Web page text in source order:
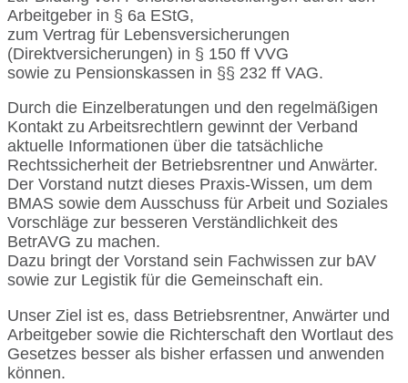
Arbeitgeber in § 6a EStG,
zum Vertrag für Lebensversicherungen
(Direktversicherungen) in § 150 ff VVG
sowie zu Pensionskassen in §§ 232 ff VAG.
Durch die Einzelberatungen und den regelmäßigen
Kontakt zu Arbeitsrechtlern gewinnt der Verband
aktuelle Informationen über die tatsächliche
Rechtssicherheit der Betriebsrentner und Anwärter.
Der Vorstand nutzt dieses Praxis-Wissen, um dem
BMAS sowie dem Ausschuss für Arbeit und Soziales
Vorschläge zur besseren Verständlichkeit des
BetrAVG zu machen.
Dazu bringt der Vorstand sein Fachwissen zur bAV
sowie zur Legistik für die Gemeinschaft ein.
Unser Ziel ist es, dass Betriebsrentner, Anwärter und
Arbeitgeber sowie die Richterschaft den Wortlaut des
Gesetzes besser als bisher erfassen und anwenden
können.